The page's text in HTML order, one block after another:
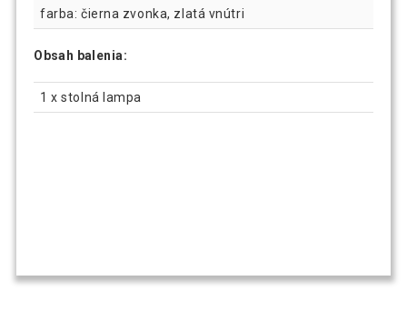
farba: čierna zvonka, zlatá vnútri
Obsah balenia:
1 x stolná lampa